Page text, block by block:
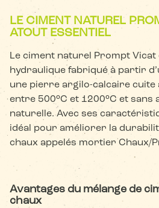
LE CIMENT NATUREL
ATOUT ESSENTIEL
Le ciment naturel Prompt Vicat
hydraulique fabriqué à partir
une pierre argilo-calcaire cuite
entre 500°C et 1200°C et sans
naturelle. Avec ses
idéal pour améliorer la
chaux appelés mortier Chaux/
Avantages du mélange de
chaux